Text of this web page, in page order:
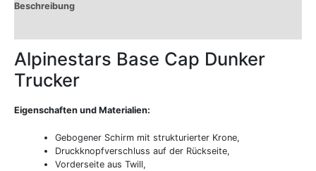
Beschreibung
Alpinestars Base Cap Dunker
Trucker
Eigenschaften und Materialien:
Gebogener Schirm mit strukturierter Krone,
Druckknopfverschluss auf der Rückseite,
Vorderseite aus Twill,